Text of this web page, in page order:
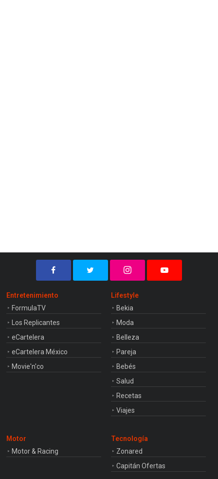
Entretenimiento
FormulaTV
Los Replicantes
eCartelera
eCartelera México
Movie'n'co
Lifestyle
Bekia
Moda
Belleza
Pareja
Bebés
Salud
Recetas
Viajes
Motor
Motor & Racing
Tecnología
Zonared
Capitán Ofertas